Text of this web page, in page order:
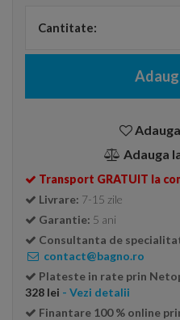
Cantitate:
Adauga
Transport GRATUIT la
Livrare: 7-15 zile
Garantie: 5 ani
Consultanta de
contact@bagno.ro
Plateste in rate prin
328 lei - Vezi detalii
Finantare 100 % online